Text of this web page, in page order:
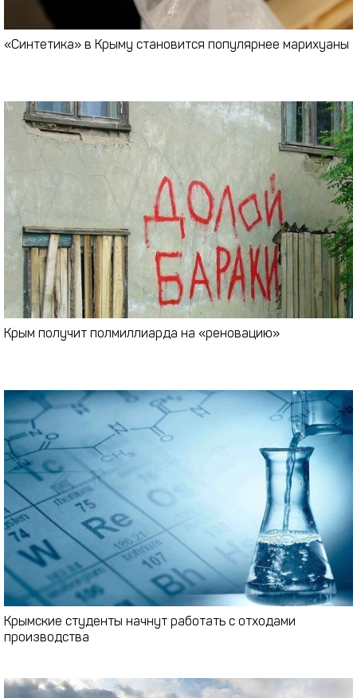
«Синтетика» в Крыму становится популярнее марихуаны
Крым получит полмиллиарда на «реновацию»
Крымские студенты начнут работать с отходами
производства